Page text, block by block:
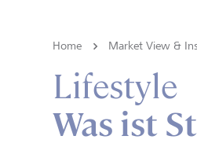
Home Market View &
Lifestyle
Was ist